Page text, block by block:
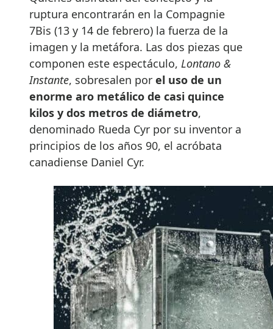
ruptura encontrarán en la Compagnie
7Bis (13 y 14 de febrero) la fuerza de la
imagen y la metáfora. Las dos piezas que
componen este espectáculo, Lontano &
Instante, sobresalen por el uso de un
enorme aro metálico de casi quince
kilos y dos metros de diámetro,
denominado Rueda Cyr por su inventor a
principios de los años 90, el acróbata
canadiense Daniel Cyr.